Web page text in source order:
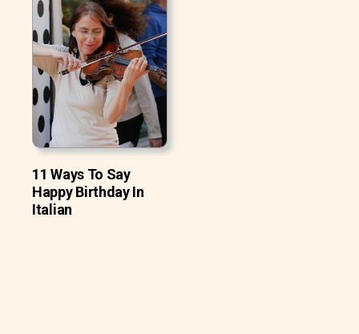
11 Ways To Say
Happy Birthday In
Italian